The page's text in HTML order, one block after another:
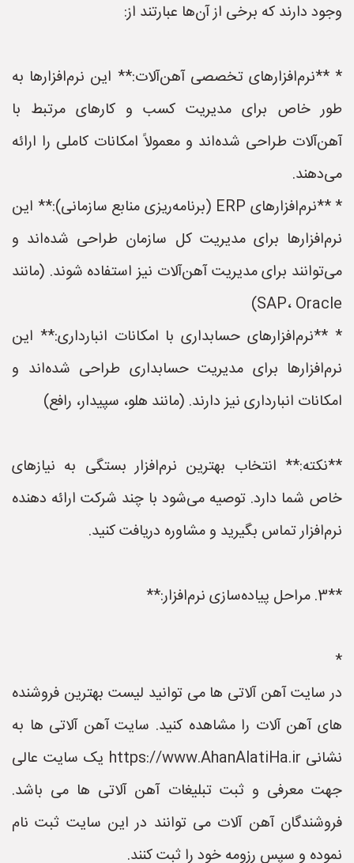
وجود دارند که برخی از آن‌ها عبارتند از:
* **نرم‌افزارهای تخصصی آهن‌آلات:** این نرم‌افزارها به
طور خاص برای مدیریت کسب و کارهای مرتبط با
آهن‌آلات طراحی شده‌اند و معمولاً امکانات کاملی را ارائه
می‌دهند.
* **نرم‌افزارهای ERP (برنامه‌ریزی منابع سازمانی):** این
نرم‌افزارها برای مدیریت کل سازمان طراحی شده‌اند و
می‌توانند برای مدیریت آهن‌آلات نیز استفاده شوند. (مانند
SAP، Oracle)
* **نرم‌افزارهای حسابداری با امکانات انبارداری:** این
نرم‌افزارها برای مدیریت حسابداری طراحی شده‌اند و
امکانات انبارداری نیز دارند. (مانند هلو، سپیدار، رافع)
**نکته:** انتخاب بهترین نرم‌افزار بستگی به نیازهای
خاص شما دارد. توصیه می‌شود با چند شرکت ارائه دهنده
نرم‌افزار تماس بگیرید و مشاوره دریافت کنید.
**3. مراحل پیاده‌سازی نرم‌افزار:**
*
در سایت آهن آلاتی ها می توانید لیست بهترین فروشنده
های آهن آلات را مشاهده کنید. سایت آهن آلاتی ها به
نشانی https://www.AhanAlatiHa.ir یک سایت عالی
جهت معرفی و ثبت تبلیغات آهن آلاتی ها می باشد.
فروشندگان آهن آلات می توانند در این سایت ثبت نام
نموده و سپس رزومه خود را ثبت کنند.